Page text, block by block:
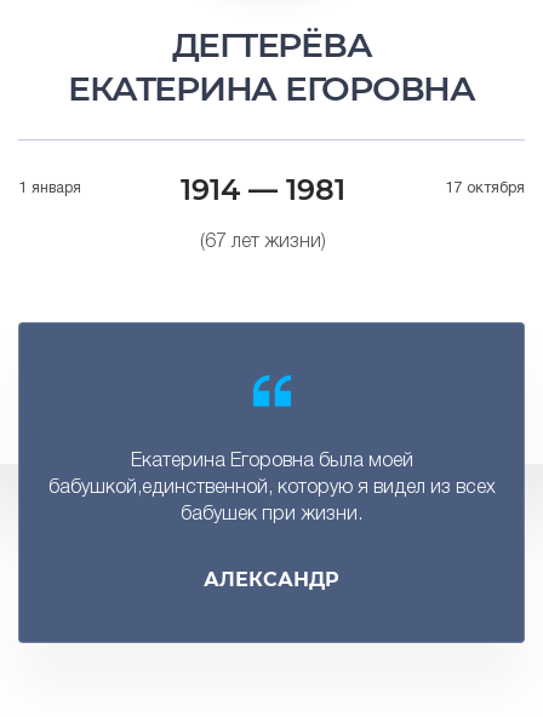
ДЕГТЕРЁВА
ЕКАТЕРИНА ЕГОРОВНА
1 января 1914 — 1981
(67 лет жизни)
17 октября
Екатерина Егоровна была моей
бабушкой,единственной, которую я видел из всех
бабушек при жизни.
АЛЕКСАНДР